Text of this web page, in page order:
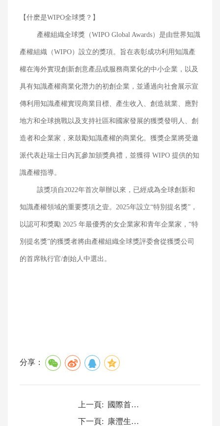
【什麽是WIPO全球獎？】
產權組織全球獎（WIPO Global Awards）是由世界知識
產權組織（WIPO）設立的獎項。旨在表彰成功利用知識產
權在海外實現創新創意產品或服務商業化的中小企業，以及
具有知識產權商業化潛力的初創企業，並通過向社會展示宣
傳利用知識產權實現商業目標、產生收入、創造就業、應對
地方和全球挑戰以及支持社區和國家發展的獲獎發明人、創
造者和企業家，來鼓勵知識產權的商業化。獲獎企業將受邀
派代表赴瑞士日內瓦參加頒獎典禮，並獲得 WIPO 提供的知
識產權指導。
該獎項自2022年首次舉辦以來，已經成為全球創新和
知識產權領域的重要獎項之壹。2025年設立“特別提名獎”，
以認可和獎勵 2025 年最優秀的女企業家和青年企業家，“特
別提名獎”的獲獎者將由產權組織全球獎評委會從獲獎公司
的首席執行官/創始人中選出。
分享：
上一頁: 國際首個呼吸介入球囊冷凍消融系統已獲批
下一頁: 康灃生物「冷凍消融設備」、「球囊型冷凍消融導管」成功入選「新優藥械」產品目錄